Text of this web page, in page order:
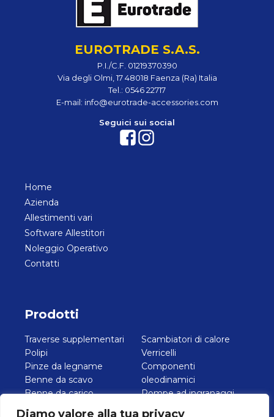
Diamo valore alla tua privacy
EUROTRADE S.A.S.
P.I./C.F. 01219370390
Via degli Olmi, 17 48018 Faenza (Ra) Italia
Tel.: 0546 22717
E-mail: info@eurotrade-accessories.com
Seguici sui social
Home
Azienda
Allestimenti vari
Software Allestitori
Noleggio Operativo
Contatti
Prodotti
Traverse supplementari
Polipi
Pinze da legname
Benne da scavo
Benne da carico
Forche
Scambiatori di calore
Verricelli
Componenti
oleodinamici
Pompe ad ingranaggi
Pompe a pistoni